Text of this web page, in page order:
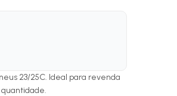
23/25C. Ideal para revenda
quantidade.